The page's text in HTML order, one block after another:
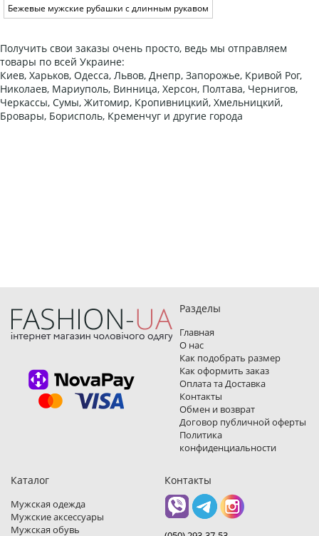
Бежевые мужские рубашки с длинным рукавом
Получить свои заказы очень просто, ведь мы отправляем
товары по всей Украине:
Киев, Харьков, Одесса, Львов, Днепр, Запорожье, Кривой Рог,
Николаев, Мариуполь, Винница, Херсон, Полтава, Чернигов,
Черкассы, Сумы, Житомир, Кропивницкий, Хмельницкий,
Бровары, Борисполь, Кременчуг и другие города
Разделы
Главная
О нас
Как подобрать размер
Как оформить заказ
Оплата та Доставка
Контакты
Обмен и возврат
Договор публичной оферты
Политика
конфиденциальности
Каталог
Мужская одежда
Мужские аксессуары
Мужская обувь
Контакты